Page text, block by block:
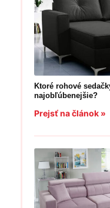
Ktoré rohové
najobľúbenejšie?
Prejsť na článok »